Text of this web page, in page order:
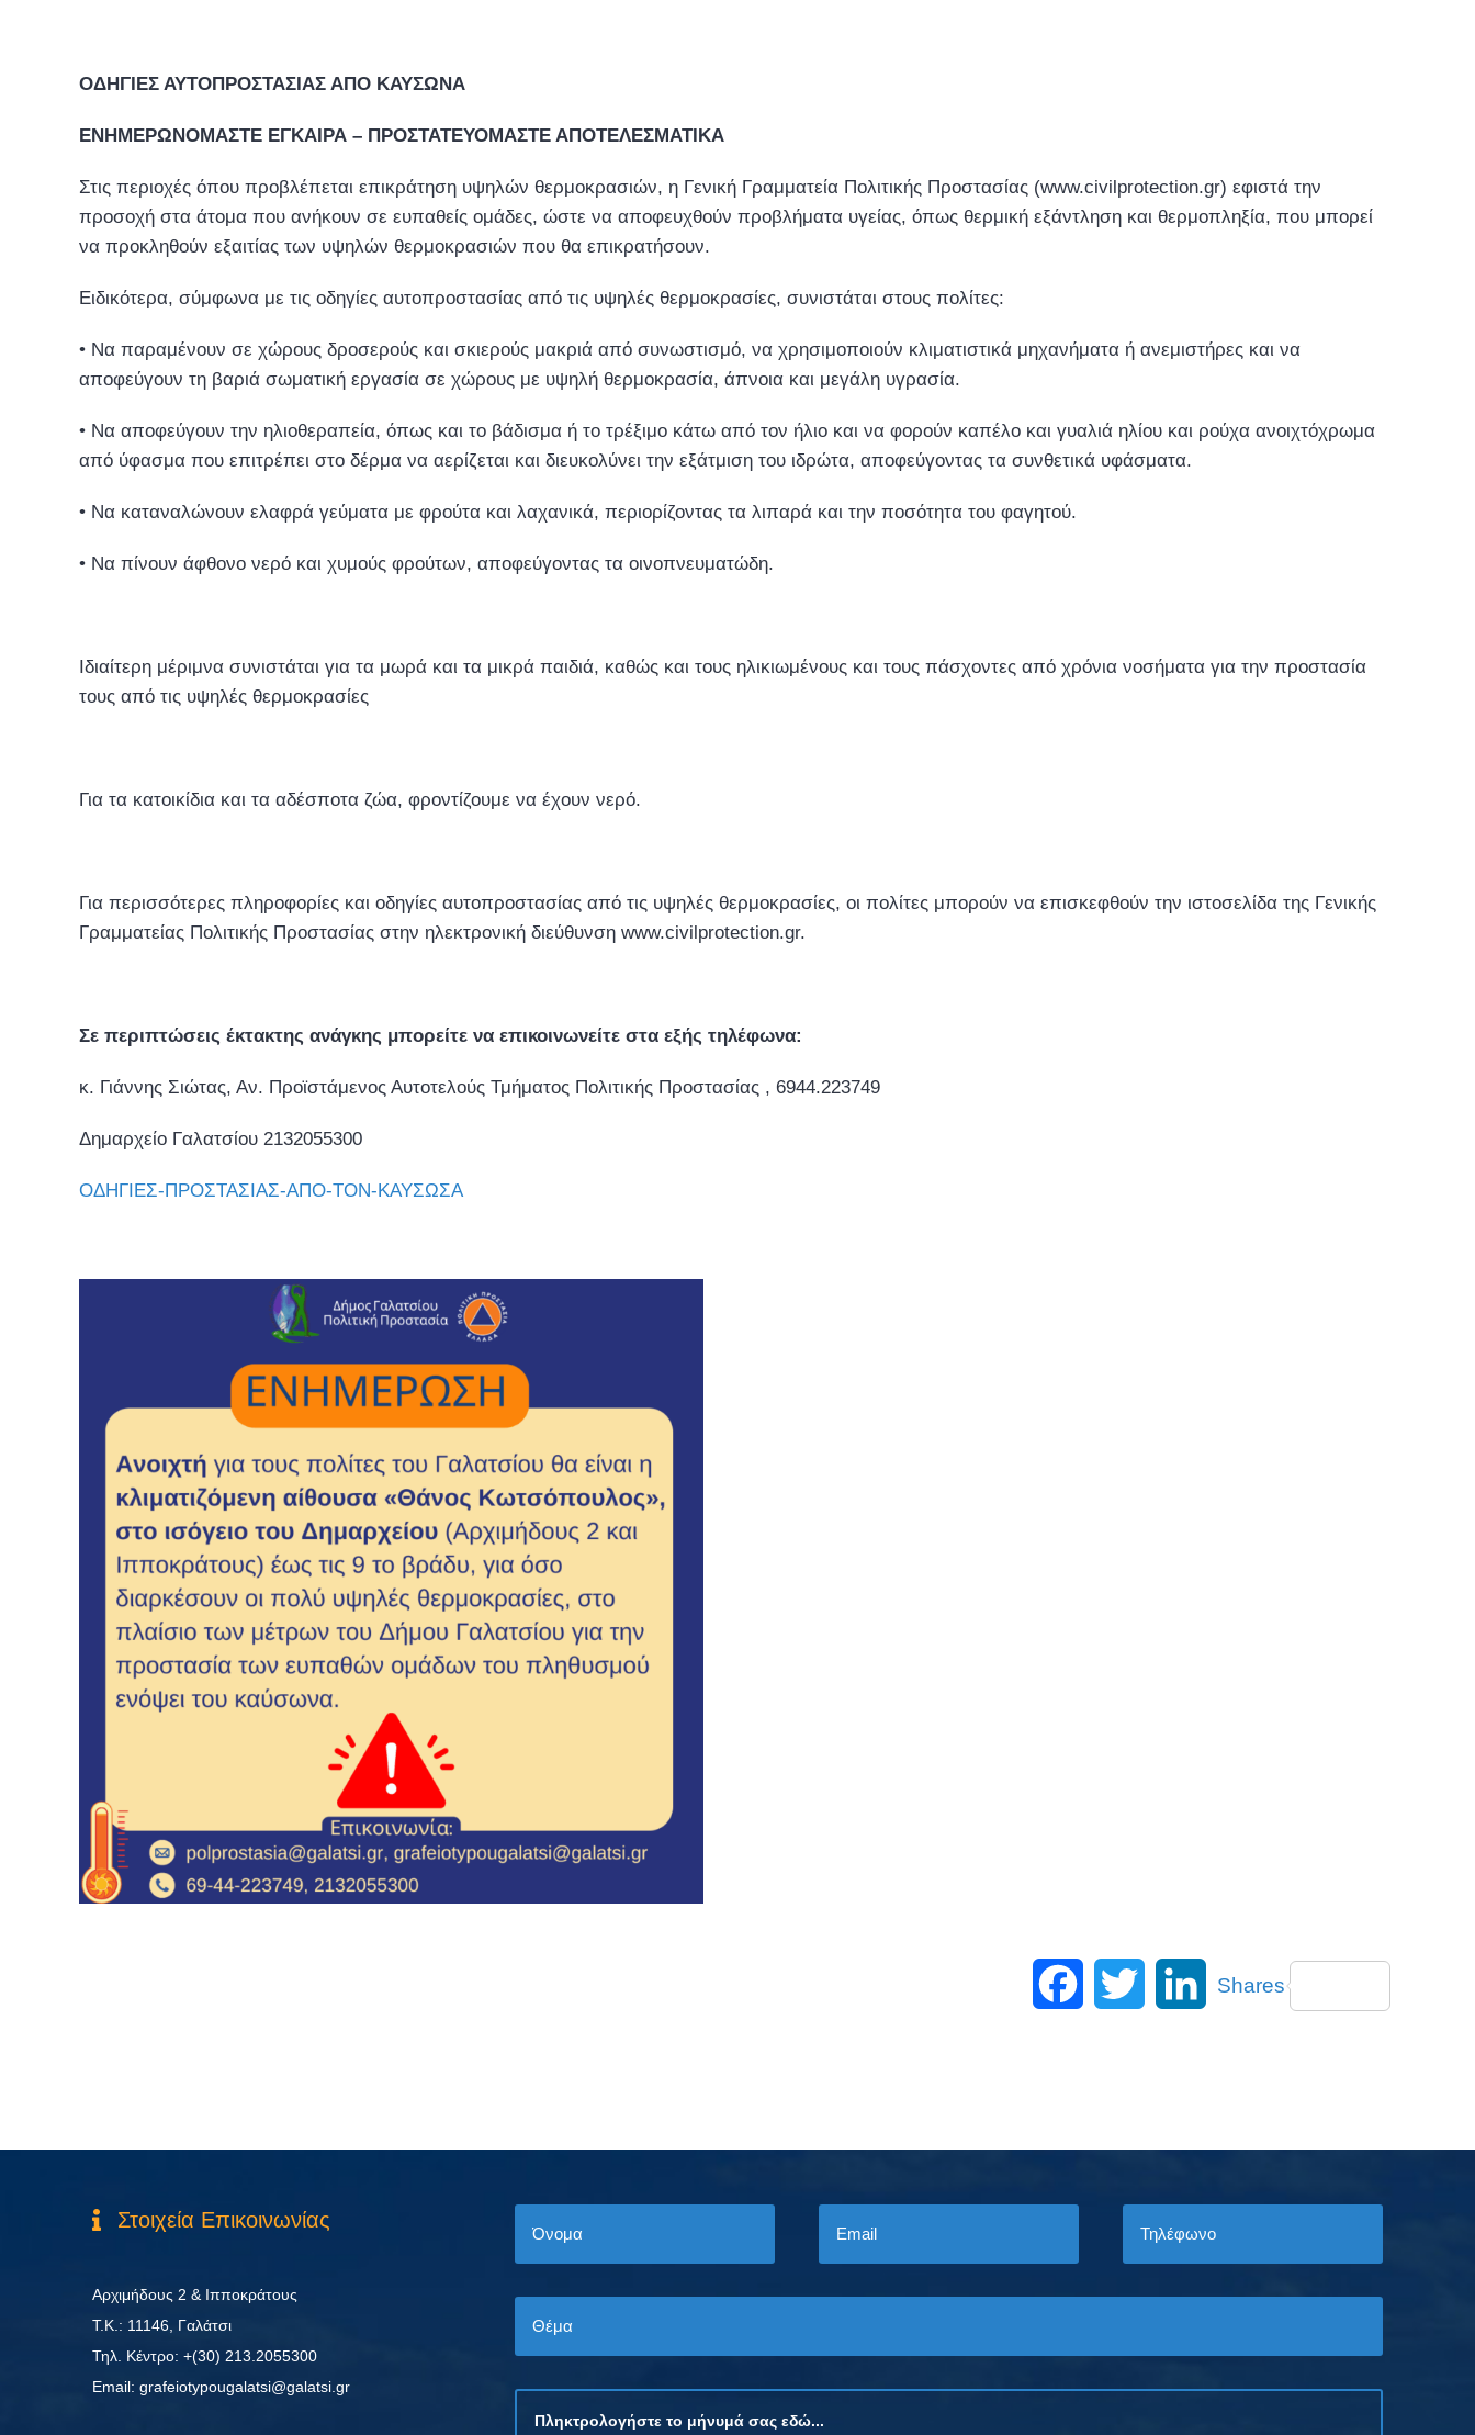
ΟΔΗΓΙΕΣ ΑΥΤΟΠΡΟΣΤΑΣΙΑΣ ΑΠΟ ΚΑΥΣΩΝΑ
ΕΝΗΜΕΡΩΝΟΜΑΣΤΕ ΕΓΚΑΙΡΑ – ΠΡΟΣΤΑΤΕΥΟΜΑΣΤΕ ΑΠΟΤΕΛΕΣΜΑΤΙΚΑ
Στις περιοχές όπου προβλέπεται επικράτηση υψηλών θερμοκρασιών, η Γενική Γραμματεία Πολιτικής Προστασίας (www.civilprotection.gr) εφιστά την
προσοχή στα άτομα που ανήκουν σε ευπαθείς ομάδες, ώστε να αποφευχθούν προβλήματα υγείας, όπως θερμική εξάντληση και θερμοπληξία, που μπορεί
να προκληθούν εξαιτίας των υψηλών θερμοκρασιών που θα επικρατήσουν.
Ειδικότερα, σύμφωνα με τις οδηγίες αυτοπροστασίας από τις υψηλές θερμοκρασίες, συνιστάται στους πολίτες:
• Να παραμένουν σε χώρους δροσερούς και σκιερούς μακριά από συνωστισμό, να χρησιμοποιούν κλιματιστικά μηχανήματα ή ανεμιστήρες και να
αποφεύγουν τη βαριά σωματική εργασία σε χώρους με υψηλή θερμοκρασία, άπνοια και μεγάλη υγρασία.
• Να αποφεύγουν την ηλιοθεραπεία, όπως και το βάδισμα ή το τρέξιμο κάτω από τον ήλιο και να φορούν καπέλο και γυαλιά ηλίου και ρούχα ανοιχτόχρωμα
από ύφασμα που επιτρέπει στο δέρμα να αερίζεται και διευκολύνει την εξάτμιση του ιδρώτα, αποφεύγοντας τα συνθετικά υφάσματα.
• Να καταναλώνουν ελαφρά γεύματα με φρούτα και λαχανικά, περιορίζοντας τα λιπαρά και την ποσότητα του φαγητού.
• Να πίνουν άφθονο νερό και χυμούς φρούτων, αποφεύγοντας τα οινοπνευματώδη.
Ιδιαίτερη μέριμνα συνιστάται για τα μωρά και τα μικρά παιδιά, καθώς και τους ηλικιωμένους και τους πάσχοντες από χρόνια νοσήματα για την προστασία
τους από τις υψηλές θερμοκρασίες
Για τα κατοικίδια και τα αδέσποτα ζώα, φροντίζουμε να έχουν νερό.
Για περισσότερες πληροφορίες και οδηγίες αυτοπροστασίας από τις υψηλές θερμοκρασίες, οι πολίτες μπορούν να επισκεφθούν την ιστοσελίδα της Γενικής
Γραμματείας Πολιτικής Προστασίας στην ηλεκτρονική διεύθυνση www.civilprotection.gr.
Σε περιπτώσεις έκτακτης ανάγκης μπορείτε να επικοινωνείτε στα εξής τηλέφωνα:
κ. Γιάννης Σιώτας, Αν. Προϊστάμενος Αυτοτελούς Τμήματος Πολιτικής Προστασίας , 6944.223749
Δημαρχείο Γαλατσίου 2132055300
ΟΔΗΓΙΕΣ-ΠΡΟΣΤΑΣΙΑΣ-ΑΠΟ-ΤΟΝ-ΚΑΥΣΩΣΑ
FacebookTwitter
Shares
Στοιχεία Επικοινωνίας
Αρχιμήδους 2 & Ιπποκράτους
Τ.Κ.: 11146, Γαλάτσι
Τηλ. Κέντρο: +(30) 213.2055300
Εmail: grafeiotypougalatsi@galatsi.gr